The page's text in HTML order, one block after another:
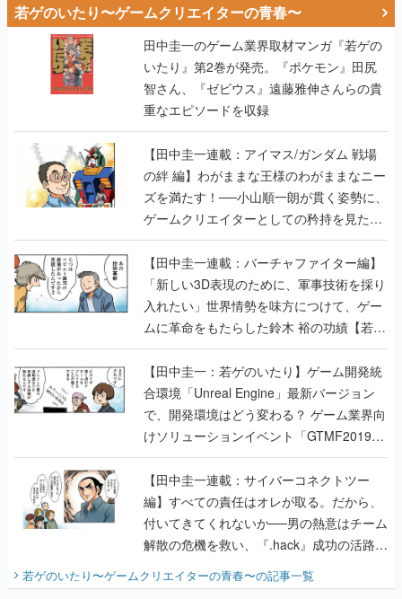
若ゲのいたり〜ゲームクリエイターの青春〜
田中圭一のゲーム業界取材マンガ『若ゲの
いたり』第2巻が発売。『ポケモン』田尻
智さん、『ゼビウス』遠藤雅伸さんらの貴
重なエピソードを収録
【田中圭一連載：アイマス/ガンダム 戦場
の絆 編】わがままな王様のわがままなニー
ズを満たす！──小山順一朗が貫く姿勢に、
ゲームクリエイターとしての矜持を見た
【若ゲのいたり最終回】
【田中圭一連載：バーチャファイター編】
「新しい3D表現のために、軍事技術を採り
入れたい」世界情勢を味方につけて、ゲー
ムに革命をもたらした鈴木 裕の功績【若ゲ
のいたり】
【田中圭一：若ゲのいたり】ゲーム開発統
合環境「Unreal Engine」最新バージョン
で、開発環境はどう変わる？ ゲーム業界向
けソリューションイベント「GTMF2019」
に行って、より理解を深めよう【PR】
【田中圭一連載：サイバーコネクトツー
編】すべての責任はオレが取る。だから、
付いてきてくれないか──男の熱意はチーム
解散の危機を救い、『.hack』成功の活路を
開く。業界の快男児・松山 洋に流れる血は
『少年ジャンプ』色だった【若ゲのいた
若ゲのいたり〜ゲームクリエイターの青春〜の記事一覧